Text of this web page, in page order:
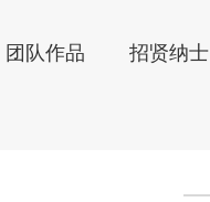
团队作品 招贤纳士